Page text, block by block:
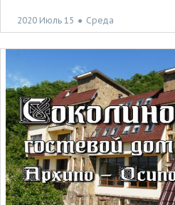
2020 Июль 15 ● Среда